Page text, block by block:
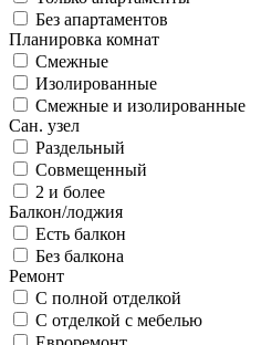
Без апартаментов
Планировка комнат
Смежные
Изолированные
Смежные и изолированные
Сан. узел
Раздельный
Совмещенный
2 и более
Балкон/лоджия
Есть балкон
Без балкона
Ремонт
С полной отделкой
С отделкой с мебелью